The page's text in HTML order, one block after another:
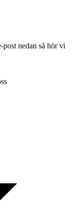
nedan så hör vi